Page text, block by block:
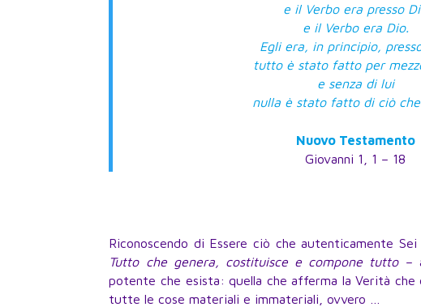
e il Verbo era presso
e il Verbo era Dio.
Egli era, in principio,
tutto è stato fatto per
e senza di lui
nulla è stato fatto di ciò
Nuovo Testamento
Giovanni 1, 1 – 18
Riconoscendo di Essere ciò che autenticamente Sei
Tutto che genera, costituisce e compone tutto–
potente che esista: quella che afferma la Verità che
tutte le cose materiali e immateriali, ovvero …